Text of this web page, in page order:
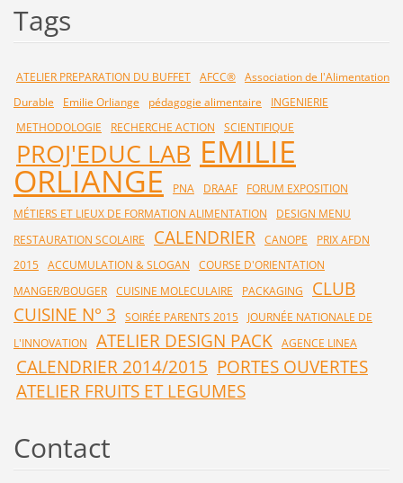
Tags
ATELIER PREPARATION DU BUFFET AFCC® Association de l'Alimentation
Durable
Emilie Orliange pédagogie alimentaire
INGENIERIE
METHODOLOGIE
RECHERCHE ACTION SCIENTIFIQUE
PROJ'EDUC LAB EMILIE
ORLIANGE PNA DRAAF
FORUM EXPOSITION
MÉTIERS ET LIEUX DE FORMATION ALIMENTATION
DESIGN MENU
RESTAURATION SCOLAIRE
CALENDRIER CANOPE
PRIX AFDN
2015 ACCUMULATION & SLOGAN
COURSE D'ORIENTATION
MANGER/BOUGER CUISINE MOLECULAIRE PACKAGING
CLUB
CUISINE N° 3
SOIRÉE PARENTS 2015
JOURNÉE NATIONALE DE
L'INNOVATION
ATELIER DESIGN PACK AGENCE LINEA
CALENDRIER 2014/2015 PORTES OUVERTES
ATELIER FRUITS ET LEGUMES
Contact